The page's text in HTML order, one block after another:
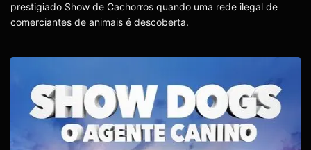
prestigiado Show de Cachorros quando uma rede ilegal de
comerciantes de animais é descoberta.